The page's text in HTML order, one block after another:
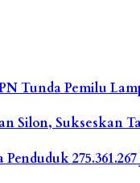
Tunda Pemilu
Silon, Sukseskan